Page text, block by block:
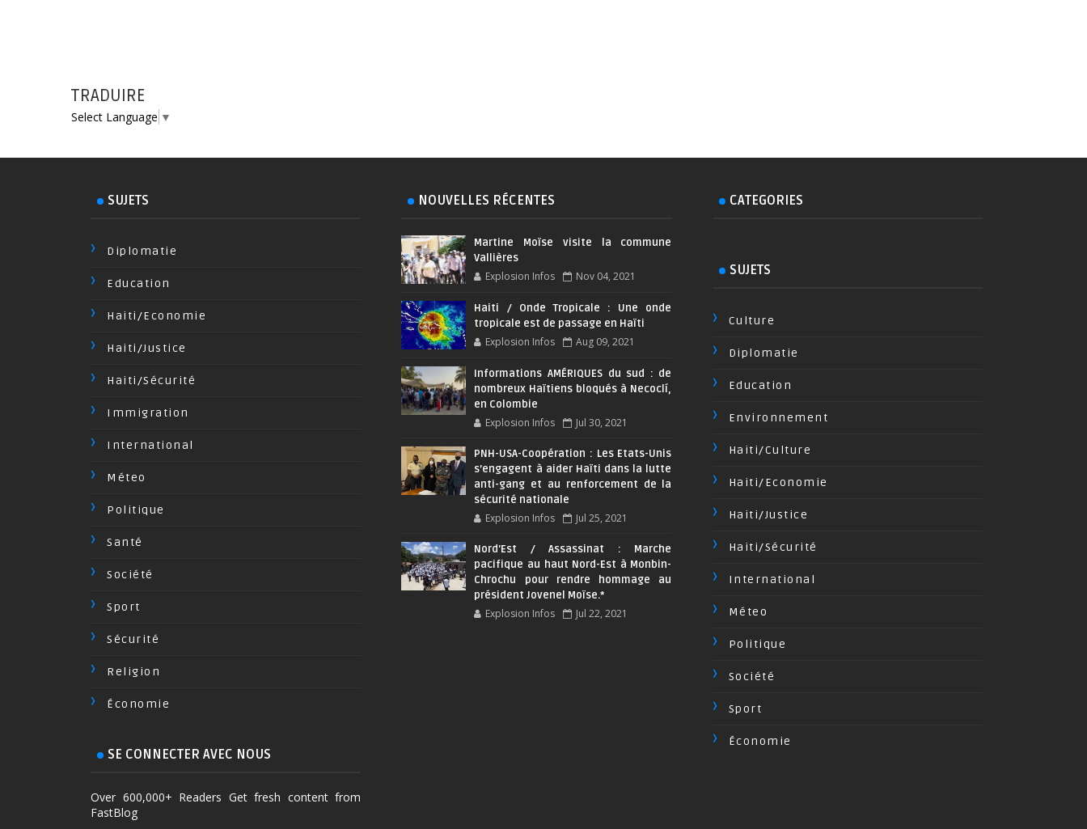
TRADUIRE
Select Language ▼
SUJETS
Diplomatie
Education
Haiti/Economie
Haiti/Justice
Haiti/Sécurité
Immigration
International
Méteo
Politique
Santé
Société
Sport
Sécurité
Religion
Économie
SE CONNECTER AVEC NOUS
Over 600,000+ Readers Get fresh content from
FastBlog
NOUVELLES RÉCENTES
Martine Moïse visite la commune
Vallières
Explosion Infos Nov 04, 2021
Haiti / Onde Tropicale : Une onde
tropicale est de passage en Haïti
Explosion Infos Aug 09, 2021
Informations AMÉRIQUES du sud : de
nombreux Haïtiens bloqués à Necoclí,
en Colombie
Explosion Infos Jul 30, 2021
PNH-USA-Coopération : Les Etats-Unis
s’engagent à aider Haïti dans la lutte
anti-gang et au renforcement de la
sécurité nationale
Explosion Infos Jul 25, 2021
Nord'Est / Assassinat : Marche
pacifique au haut Nord-Est à Monbin-
Chrochu pour rendre hommage au
président Jovenel Moïse.*
Explosion Infos Jul 22, 2021
CATEGORIES
SUJETS
Culture
Diplomatie
Education
Environnement
Haiti/Culture
Haiti/Economie
Haiti/Justice
Haiti/Sécurité
International
Méteo
Politique
Société
Sport
Économie